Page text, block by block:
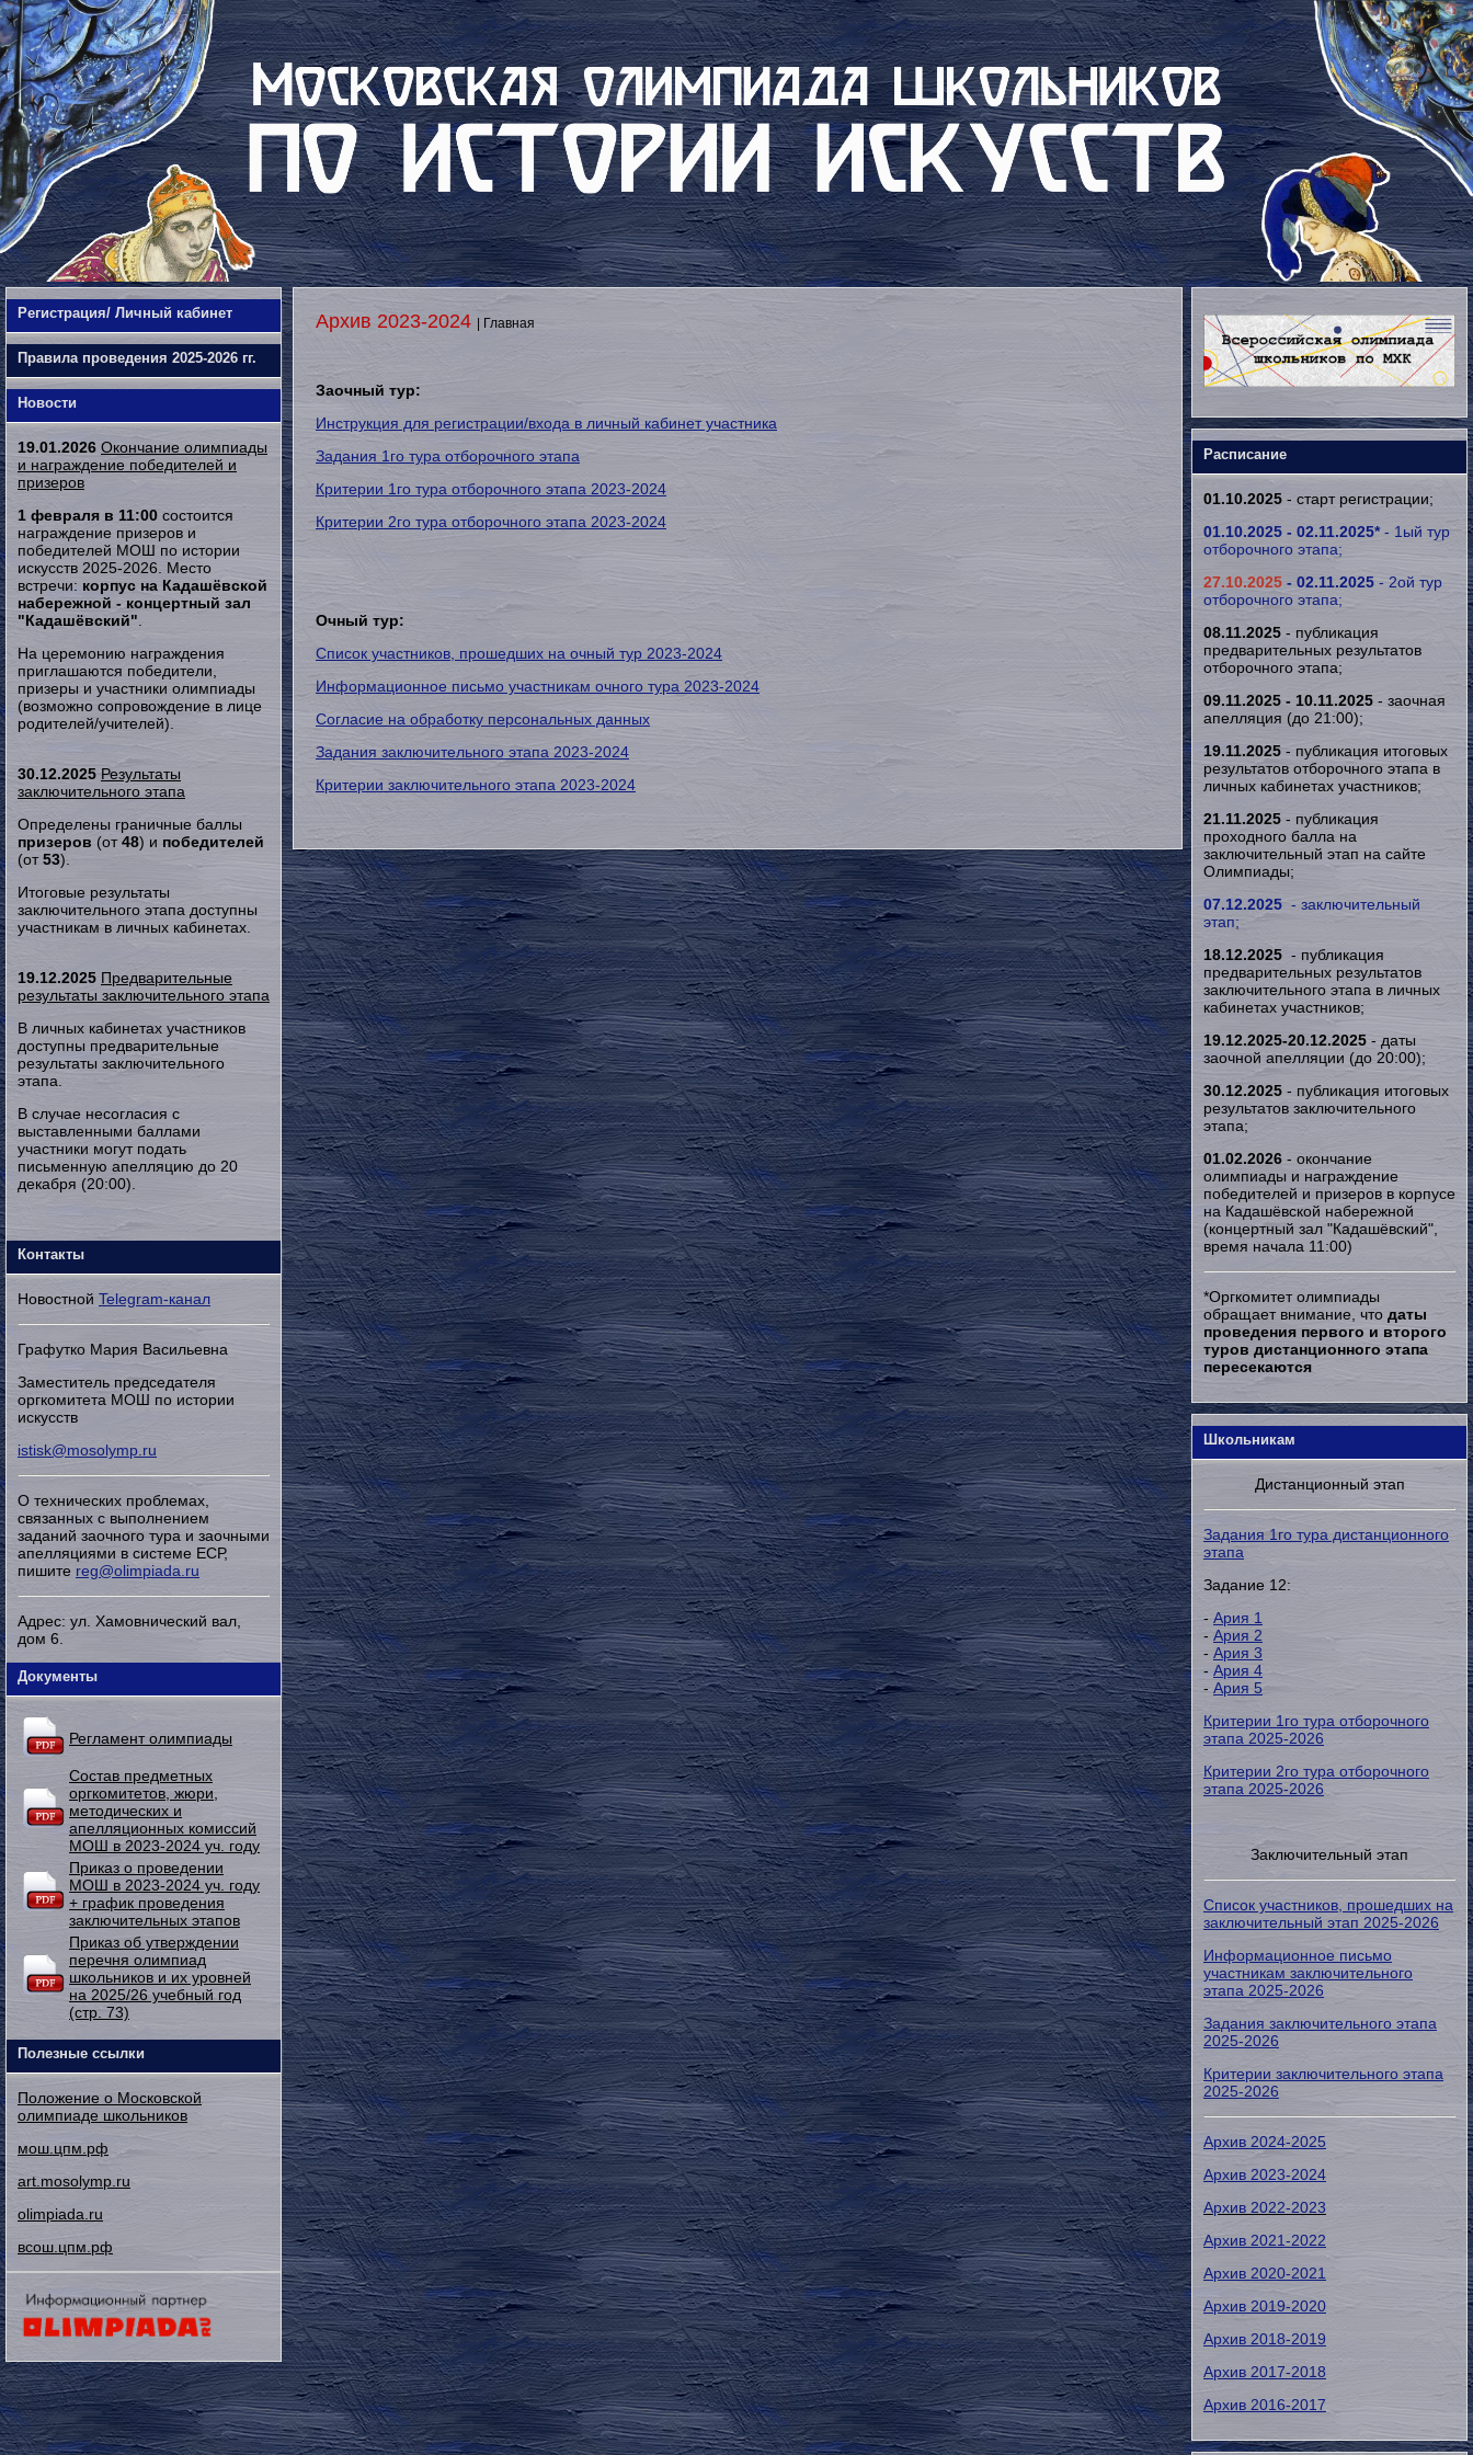
Регистрация/ Личный кабинет
Правила проведения 2025-2026 гг.
Новости
19.01.2026 Окончание олимпиады
и награждение победителей и
призеров
1 февраля в 11:00 состоится
награждение призеров и
победителей МОШ по истории
искусств 2025-2026. Место
встречи: корпус на Кадашёвской
набережной - концертный зал
"Кадашёвский"
На церемонию награждения
приглашаются победители,
призеры и участники олимпиады
(возможно сопровождение в лице
родителей/учителей).
30.12.2025 Результаты
заключительного этапа
Определены граничные баллы
призеров (от48) и победителей
(от53).
Итоговые результаты
заключительного этапа доступны
участникам в личных кабинетах.
19.12.2025 Предварительные
результаты заключительного этапа
В личных кабинетах участников
доступны предварительные
результаты заключительного
этапа.
В случае несогласия с
выставленными баллами
участники могут подать
письменную апелляцию до 20
декабря (20:00).
Контакты
Новостной Telegram-канал
Графутко Мария Васильевна
Заместитель председателя
оргкомитета МОШ по истории
искусств
istisk@mosolymp.ru
О технических проблемах,
связанных с выполнением
заданий заочного тура и заочными
апелляциями в системе ЕСР,
пишите reg@olimpiada.ru
Адрес: ул. Хамовнический вал,
дом 6.
Документы
Регламент олимпиады
Состав предметных
оргкомитетов, жюри,
методических и
апелляционных комиссий
МОШ в 2023-2024 уч. году
Приказ о проведении
МОШ в 2023-2024 уч. году
+ график проведения
заключительных этапов
Приказ об утверждении
перечня олимпиад
школьников и их уровней
на 2025/26 учебный год
(стр. 73)
Полезные ссылки
Положение о Московской
олимпиаде школьников
мош.цпм.рф
art.mosolymp.ru
olimpiada.ru
всош.цпм.рф
Архив 2023-2024 | Главная
Заочный тур:
Инструкция для регистрации/входа в личный кабинет участника
Задания 1го тура отборочного этапа
Критерии 1го тура отборочного этапа 2023-2024
Критерии 2го тура отборочного этапа 2023-2024
Очный тур:
Список участников, прошедших на очный тур 2023-2024
Информационное письмо участникам очного тура 2023-2024
Согласие на обработку персональных данных
Задания заключительного этапа 2023-2024
Критерии заключительного этапа 2023-2024
Расписание
01.10.2025 - старт регистрации;
01.10.2025 - 02.11.2025*- 1ый тур
отборочного этапа;
27.10.2025 - 02.11.2025 - 2ой тур
отборочного этапа;
08.11.2025 - публикация
предварительных результатов
отборочного этапа;
09.11.2025 - 10.11.2025 - заочная
апелляция (до 21:00);
19.11.2025- публикация итоговых
результатов отборочного этапа в
личных кабинетах участников;
21.11.2025 - публикация
проходного балла на
заключительный этап на сайте
Олимпиады;
07.12.2025 - заключительный
этап;
18.12.2025 - публикация
предварительных результатов
заключительного этапа в личных
кабинетах участников;
19.12.2025-20.12.2025 - даты
заочной апелляции (до 20:00);
30.12.2025 - публикация итоговых
результатов заключительного
этапа;
01.02.2026 - окончание
олимпиады и награждение
победителей и призеров в корпусе
на Кадашёвской набережной
(концертный зал "Кадашёвский",
время начала 11:00)
*Оргкомитет олимпиады
обращает внимание, что даты
проведения первого и второго
туров дистанционного этапа
пересекаются
Школьникам
Дистанционный этап
Задания 1го тура дистанционного
этапа
Задание 12:
- Ария 1
- Ария 2
- Ария 3
- Ария 4
- Ария 5
Критерии 1го тура отборочного
этапа 2025-2026
Критерии 2го тура отборочного
этапа 2025-2026
Заключительный этап
Список участников, прошедших на
заключительный этап 2025-2026
Информационное письмо
участникам заключительного
этапа 2025-2026
Задания заключительного этапа
2025-2026
Критерии заключительного этапа
2025-2026
Архив 2024-2025
Архив 2023-2024
Архив 2022-2023
Архив 2021-2022
Архив 2020-2021
Архив 2019-2020
Архив 2018-2019
Архив 2017-2018
Архив 2016-2017